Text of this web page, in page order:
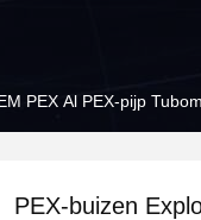
PEX Al PEX-pijp
PEX-buizen